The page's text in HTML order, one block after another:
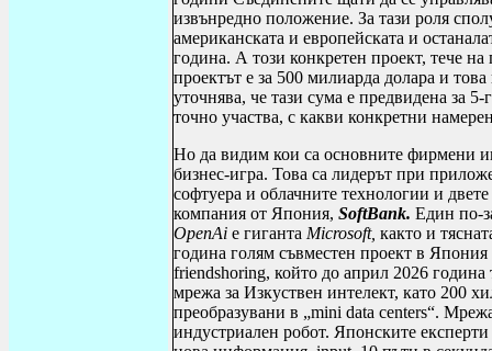
извънредно положение. За тази роля
американската и европейската и
година. А този конкретен проект, тече
проектът е за 500 милиарда долара и
уточнява, че тази сума е предвидена за
точно участва, с какви конкретни
Но да видим кои са основните фирмени
бизнес-игра. Това са лидерът при
софтуера и облачните технологии и
компания от Япония, SoftBank. Един по-
OpenAi е гиганта Microsoft, както и
година голям съвместен проект в
friendshoring, който до април 2026 година
мрежа за Изкуствен интелект, като 200
преобразувани в „mini data centers“.
индустриален робот. Японските